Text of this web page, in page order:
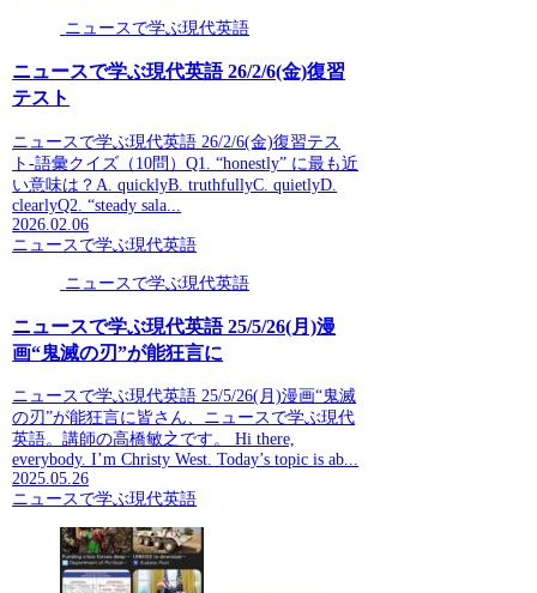
ニュースで学ぶ現代英語
ニュースで学ぶ現代英語 26/2/6(金)復習
テスト
ニュースで学ぶ現代英語 26/2/6(金)復習テス
ト-語彙クイズ（10問）Q1. “honestly” に最も近
い意味は？A. quicklyB. truthfullyC. quietlyD.
clearlyQ2. “steady sala...
2026.02.06
ニュースで学ぶ現代英語
ニュースで学ぶ現代英語
ニュースで学ぶ現代英語 25/5/26(月)漫
画“鬼滅の刃”が能狂言に
ニュースで学ぶ現代英語 25/5/26(月)漫画“鬼滅
の刃”が能狂言に皆さん、ニュースで学ぶ現代
英語。講師の高橋敏之です。 Hi there,
everybody. I’m Christy West. Today’s topic is ab...
2025.05.26
ニュースで学ぶ現代英語